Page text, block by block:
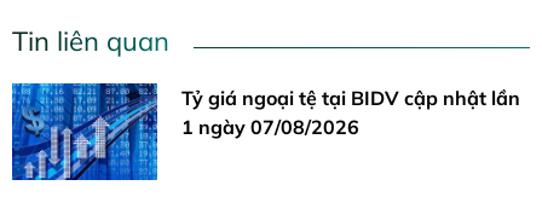
Tin liên quan
Tỷ giá ngoại tệ tại BIDV cập nhật lần
1 ngày 07/08/2026